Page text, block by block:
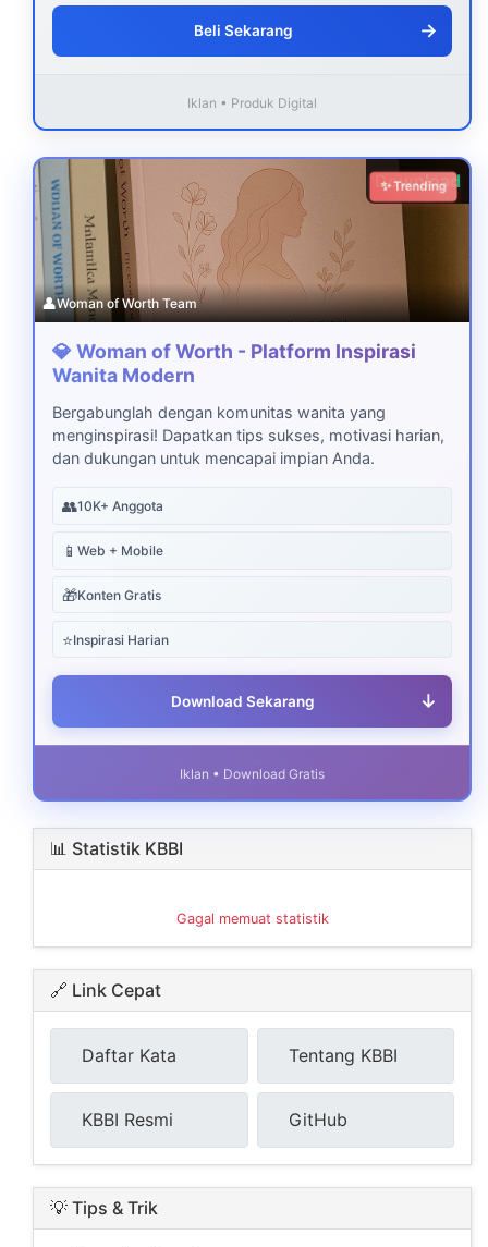
Beli Sekarang →
Iklan • Produk Digital
Download
✨ Trending
👤Woman of Worth Team
💎 Woman of Worth - Platform Inspirasi
Wanita Modern
Bergabunglah dengan komunitas wanita yang
menginspirasi! Dapatkan tips sukses, motivasi harian,
dan dukungan untuk mencapai impian Anda.
👥10K+ Anggota
📱 Web + Mobile
🎁Konten Gratis
⭐Inspirasi Harian
Download Sekarang ↓
Iklan • Download Gratis
📊 Statistik KBBI
Gagal memuat statistik
🔗 Link Cepat
Daftar Kata Tentang KBBI
KBBI Resmi GitHub
💡 Tips & Trik